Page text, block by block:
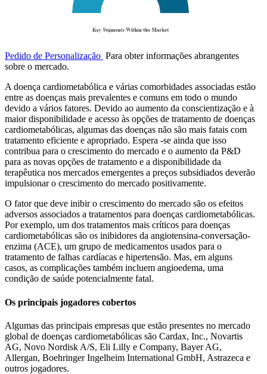
Pedido de Personalização Para obter informações abrangentes
sobre o mercado.
A doença cardiometabólica e várias comorbidades associadas estão
entre as doenças mais prevalentes e comuns em todo o mundo
devido a vários fatores. Devido ao aumento da conscientização e à
maior disponibilidade e acesso às opções de tratamento de doenças
cardiometabólicas, algumas das doenças não são mais fatais com
tratamento eficiente e apropriado. Espera -se ainda que isso
contribua para o crescimento do mercado e o aumento da P&D
para as novas opções de tratamento e a disponibilidade da
terapêutica nos mercados emergentes a preços subsidiados deverão
impulsionar o crescimento do mercado positivamente.
O fator que deve inibir o crescimento do mercado são os efeitos
adversos associados a tratamentos para doenças cardiometabólicas.
Por exemplo, um dos tratamentos mais críticos para doenças
cardiometabólicas são os inibidores da angiotensina-conversação-
enzima (ACE), um grupo de medicamentos usados para o
tratamento de falhas cardíacas e hipertensão. Mas, em alguns
casos, as complicações também incluem angioedema, uma
condição de saúde potencialmente fatal.
Os principais jogadores cobertos
Algumas das principais empresas que estão presentes no mercado
global de doenças cardiometabólicas são Cardax, Inc., Novartis
AG, Novo Nordisk A/S, Eli Lilly e Company, Bayer AG,
Allergan, Boehringer Ingelheim International GmbH, Astrazeca e
outros jogadores.